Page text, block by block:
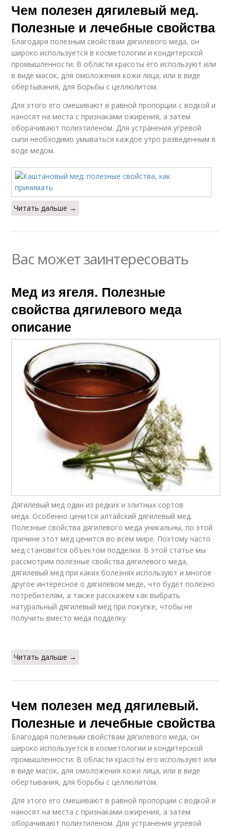
Чем полезен дягилевый мед.
Полезные и лечебные свойства
Благодаря полезным свойствам дягилевого меда, он
широко используется в косметологии и кондитерской
промышленности. В области красоты его используют или
в виде масок, для омоложения кожи лица, или в виде
обертывания, для борьбы с целлюлитом.
Для этого его смешивают в равной пропорции с водкой и
наносят на места с признаками ожирения, а затем
оборачивают полиэтиленом. Для устранения угревой
сыпи необходимо умываться каждое утро разведенным в
воде медом.
Читать дальше →
Вас может заинтересовать
Мед из ягеля. Полезные
свойства дягилевого меда
описание
Дягилевый мед один из редких и элитных сортов
меда. Особенно ценится алтайский дягилевый мед.
Полезные свойства дягилевого меда уникальны, по этой
причине этот мед ценится во всем мире. Поэтому часто
мед становится объектом подделки. В этой статье мы
рассмотрим полезные свойства дягилевого меда,
дягилевый мед при каких болезнях используют и многое
другое интересное о дягилевом меде, что будет полезно
потребителям, а также расскажем как выбрать
натуральный дягилевый мёд при покупке, чтобы не
получить вместо меда подделку.
Читать дальше →
Чем полезен мед дягилевый.
Полезные и лечебные свойства
Благодаря полезным свойствам дягилевого меда, он
широко используется в косметологии и кондитерской
промышленности. В области красоты его используют или
в виде масок, для омоложения кожи лица, или в виде
обертывания, для борьбы с целлюлитом.
Для этого его смешивают в равной пропорции с водкой и
наносят на места с признаками ожирения, а затем
оборачивают полиэтиленом. Для устранения угревой